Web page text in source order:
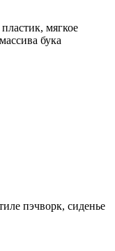
мягкое
бука
пэчворк, сиденье